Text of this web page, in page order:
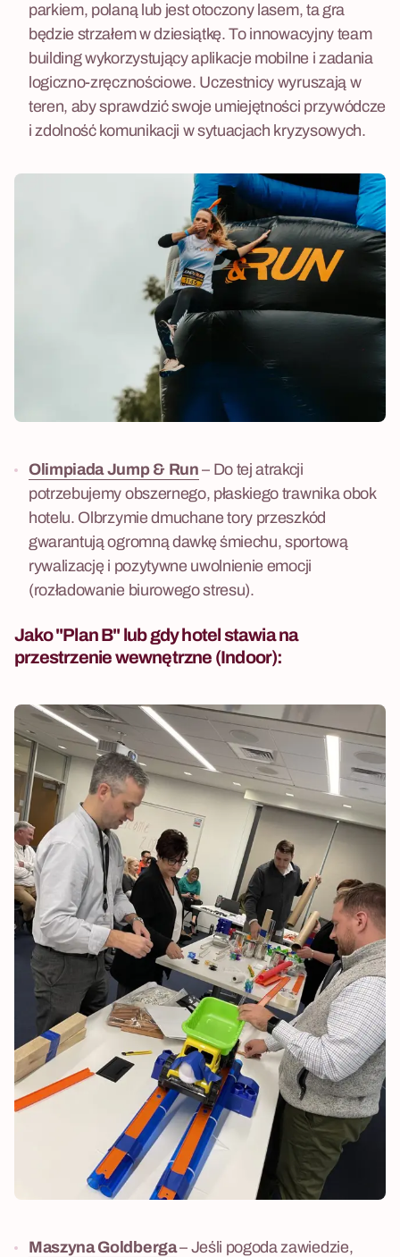
parkiem, polaną lub jest otoczony lasem, ta gra
będzie strzałem w dziesiątkę. To innowacyjny team
building wykorzystujący aplikacje mobilne i zadania
logiczno-zręcznościowe. Uczestnicy wyruszają w
teren, aby sprawdzić swoje umiejętności przywódcze
i zdolność komunikacji w sytuacjach kryzysowych.
Olimpiada Jump & Run – Do tej atrakcji
potrzebujemy obszernego, płaskiego trawnika obok
hotelu. Olbrzymie dmuchane tory przeszkód
gwarantują ogromną dawkę śmiechu, sportową
rywalizację i pozytywne uwolnienie emocji
(rozładowanie biurowego stresu).
Jako "Plan B" lub gdy hotel stawia na
przestrzenie wewnętrzne (Indoor):
Maszyna Goldberga– Jeśli pogoda zawiedzie,